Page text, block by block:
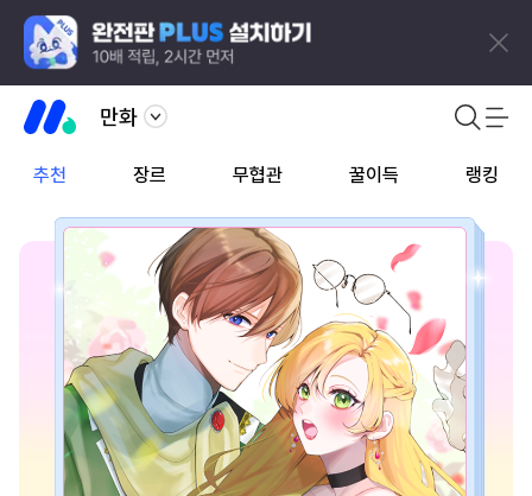
만화
추천 장르 무협관 꿀이득 랭킹